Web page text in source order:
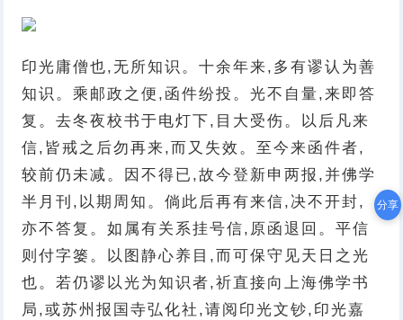
印光庸僧也,无所知识。十余年来,多有谬认为善
知识。乘邮政之便,函件纷投。光不自量,来即答
复。去冬夜校书于电灯下,目大受伤。以后凡来
信,皆戒之后勿再来,而又失效。至今来函件者,
较前仍未减。因不得已,故今登新申两报,并佛学
半月刊,以期周知。倘此后再有来信,决不开封,
亦不答复。如属有关系挂号信,原函退回。平信
则付字篓。以图静心养目,而可保守见天日之光
也。若仍谬以光为知识者,祈直接向上海佛学书
局,或苏州报国寺弘化社,请阅印光文钞,印光嘉
分享